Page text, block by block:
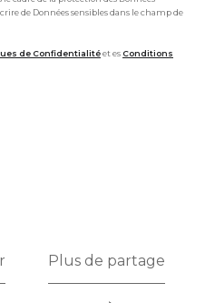
de Données sensibles dans le champ de
de Confidentialitéet es Conditions
Plus de partage